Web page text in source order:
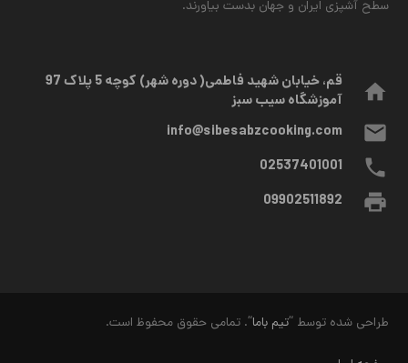
سطح آشپزی ایران و جهان بدست بیاورند.
home
قم، خیابان شهید فاطمی( دوره شهر) کوچه 5 پلاک 97
آموزشگاه سیب سبز
mail
info@sibesabzcooking.com
phone
02537401001
print
09902511892
طراحی شده توسط “تیم باما“. تمامی حقوق محفوظ است.